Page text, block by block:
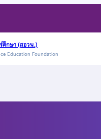
ศึกษา (สอวน.)
Education Foundation